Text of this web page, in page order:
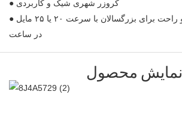
● کروزر شهری شیک و کاربردی
● اسکوتر برقی کارآمد و راحت برای بزرگسالان با سرعت ۲۰ یا ۲۵ مایل
در ساعت
نمایش محصول